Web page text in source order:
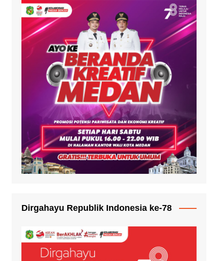
Dirgahayu Republik Indonesia ke-78